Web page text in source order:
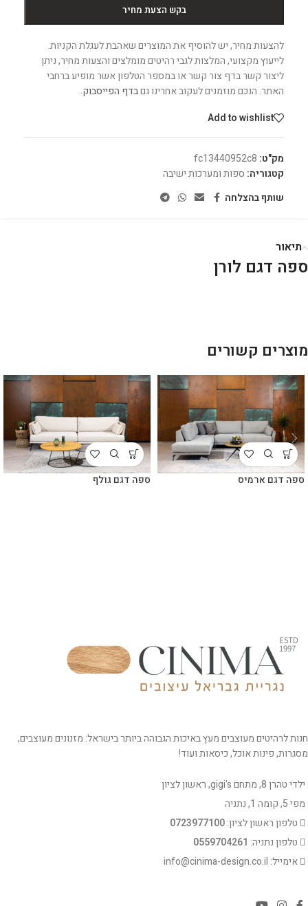
בקש הצעת מחיר
להצעות מחיר, יש להוסיף את המוצרים שאהבת לעגלת הקניות.
לייעוץ מקצועי, המלצות לגבי רהיטים מומלצים והצעות מחיר, ניתן
ליצור קשר בדף צור קשר או במספר הטלפון אשר מופיע ברחבי
האתר. הנכם מוזמנים לעקוב אחרינו גםבדף הפייסבוק.
Add to wishlist
מק"ט: fc13440952c8
קטגוריה: ספות ומערכות ישיבה
שותף בהצלחה
תיאור
ספה דגם לורן
מוצרים קשורים
ספה דגם ארמיס ספה דגם גולף
חנות לרהיטים מעוצבים מעץ באיכות הגבוהה ביותר בישראל: מזנונים מעוצבים,
מסגרות, פינות אוכל, כיסאות ועוד!
ילדי טהרן 8, מתחם gigi's, ראשון לציון
מפי 5, קומה 1, נתניה
טלפון ראשון לציון:0723977100
טלפון נתניה: 0559704261
אימייל: info@cinima-design.co.il